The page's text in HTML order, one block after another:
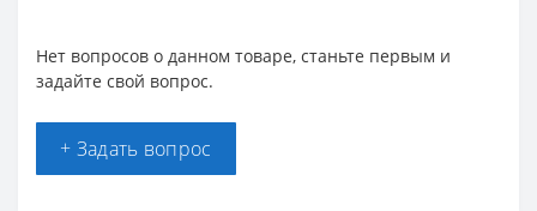
Нет вопросов о данном товаре, станьте первым и
задайте свой вопрос.
+ Задать вопрос